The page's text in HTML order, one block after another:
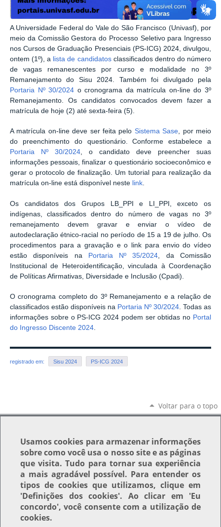
A Universidade Federal do Vale do São Francisco (Univasf), por
meio da Comissão Gestora do Processo Seletivo para Ingresso
nos Cursos de Graduação Presenciais (PS-ICG) 2024, divulgou,
ontem (1º), a lista de candidatosclassificados dentro do número
de vagas remanescentes por curso e modalidade no 3º
Remanejamento do Sisu 2024. Também foi divulgado pela
Portaria Nº 30/2024 o cronograma da matrícula on-line do 3º
Remanejamento. Os candidatos convocados devem fazer a
matrícula de hoje (2) até sexta-feira (5).
A matrícula on-line deve ser feita pelo Sistema Sase, por meio
do preenchimento do questionário. Conforme estabelece a
Portaria Nº 30/2024, o candidato deve preencher suas
informações pessoais, finalizar o questionário socioeconômico e
gerar o protocolo de finalização. Um tutorial para realização da
matrícula on-line está disponível neste link.
Os candidatos dos Grupos LB_PPI e LI_PPI, exceto os
indígenas, classificados dentro do número de vagas no 3º
remanejamento devem gravar e enviar o vídeo de
autodeclaração étnico-racial no período de 15 a 19 de julho. Os
procedimentos para a gravação e o link para envio do vídeo
estão disponíveis na
Portaria Nº 35/2024 , da Comissão
Institucional de Heteroidentificação, vinculada à Coordenação
de Políticas Afirmativas, Diversidade e Inclusão (Cpadi).
O cronograma completo do 3º Remanejamento e a relação de
classificados estão disponíveis na Portaria Nº 30/2024. Todas as
informações sobre o PS-ICG 2024 podem ser obtidas no Portal
do Ingresso Discente 2024.
registrado em: Sisu 2024 PS-ICG 2024
Voltar para o topo
Usamoscookies para armazenar informações
sobre como você usa o nosso site e as páginas
que visita. Tudo para tornar sua experiência
a mais agradável possível. Para entender os
tipos de cookies que utilizamos, clique em
'Definições dos cookies'. Ao clicar em 'Eu
concordo', você consente com a utilização de
cookies.